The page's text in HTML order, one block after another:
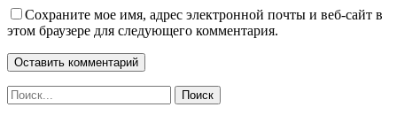
Сохраните мое имя, адрес электронной почты и веб-сайт в
этом браузере для следующего комментария.